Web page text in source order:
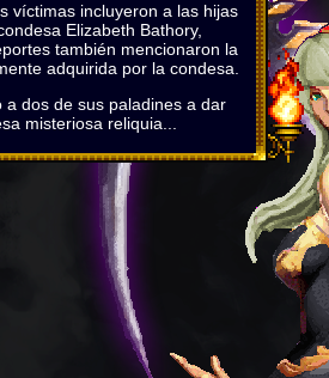
víctimas incluyeron a las hijas
Elizabeth Bathory,
también mencionaron la
adquirida por la condesa.
a dos de sus paladines a dar
misteriosa reliquia...